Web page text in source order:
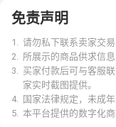
免责声明
1 . 请勿私下联系卖家交易
2. 所展示的商品供求信
3. 买家付款后可与客服
家实时截图提供。
4. 国家法律规定，未成
5. 本平台提供的数字化